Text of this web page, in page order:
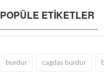
POPÜLE ETIKETLER
burdur cagdas burdur